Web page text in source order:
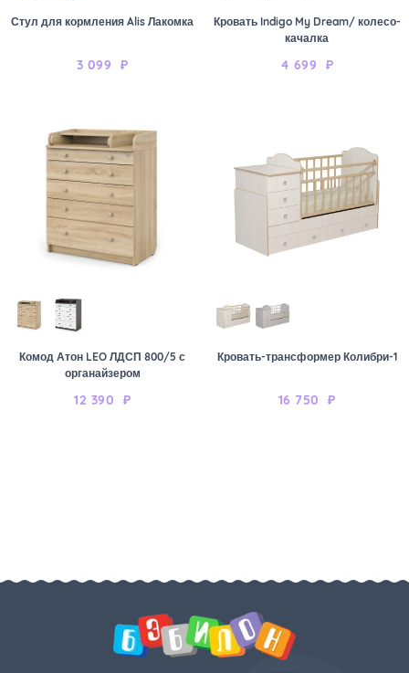
Стул для кормления Alis Лакомка
3 099 ₽
Кровать Indigo My Dream/ колесо-
качалка
4 699 ₽
Комод Атон LEO ЛДСП 800/5 с
органайзером
12 390 ₽
Кровать-трансформер Колибри-1
16 750 ₽